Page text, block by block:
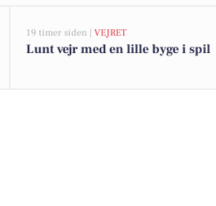
19 timer siden | VEJRET
Lunt vejr med en lille byge i spil